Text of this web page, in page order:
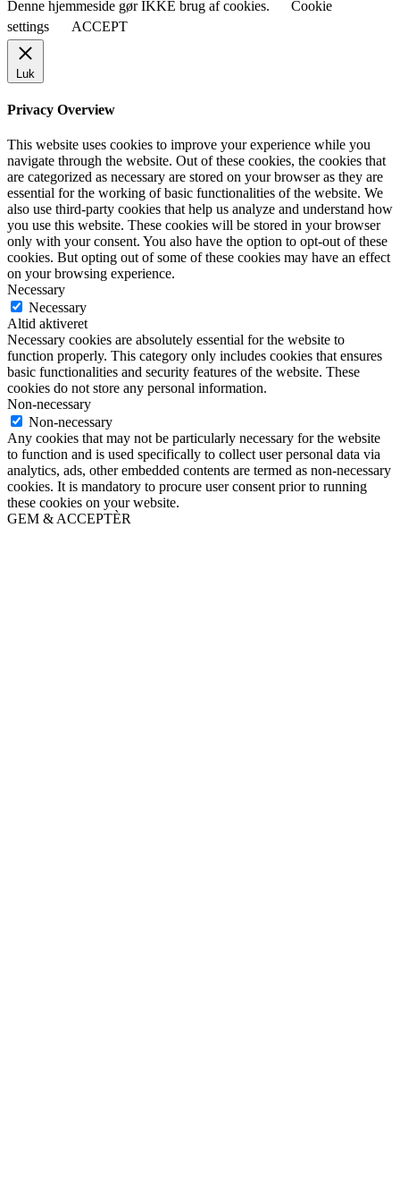
Denne hjemmeside gør IKKE brug af cookies.
Cookie
settings
ACCEPT
Luk
Privacy Overview
This website uses cookies to improve your experience while you
navigate through the website. Out of these cookies, the cookies that
are categorized as necessary are stored on your browser as they are
essential for the working of basic functionalities of the website. We
also use third-party cookies that help us analyze and understand how
you use this website. These cookies will be stored in your browser
only with your consent. You also have the option to opt-out of these
cookies. But opting out of some of these cookies may have an effect
on your browsing experience.
Necessary
Necessary
Altid aktiveret
Necessary cookies are absolutely essential for the website to
function properly. This category only includes cookies that ensures
basic functionalities and security features of the website. These
cookies do not store any personal information.
Non-necessary
Non-necessary
Any cookies that may not be particularly necessary for the website
to function and is used specifically to collect user personal data via
analytics, ads, other embedded contents are termed as non-necessary
cookies. It is mandatory to procure user consent prior to running
these cookies on your website.
GEM & ACCEPTÈR